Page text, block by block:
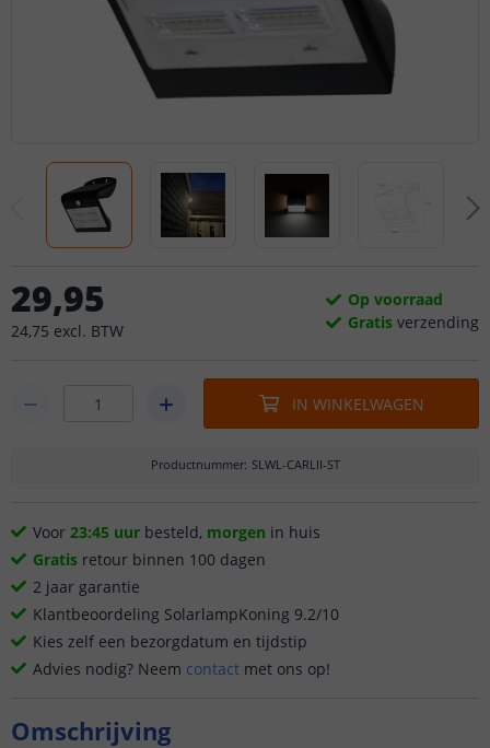
29,95
24,75 excl. BTW
Op voorraad
Gratis verzending
IN WINKELWAGEN
Productnummer: SLWL-CARLII-ST
Voor 23:45 uur besteld, morgen in huis
Gratis retour binnen 100 dagen
2 jaar garantie
Klantbeoordeling SolarlampKoning 9.2/10
Kies zelf een bezorgdatum en tijdstip
Advies nodig? Neem contact met ons op!
Omschrijving